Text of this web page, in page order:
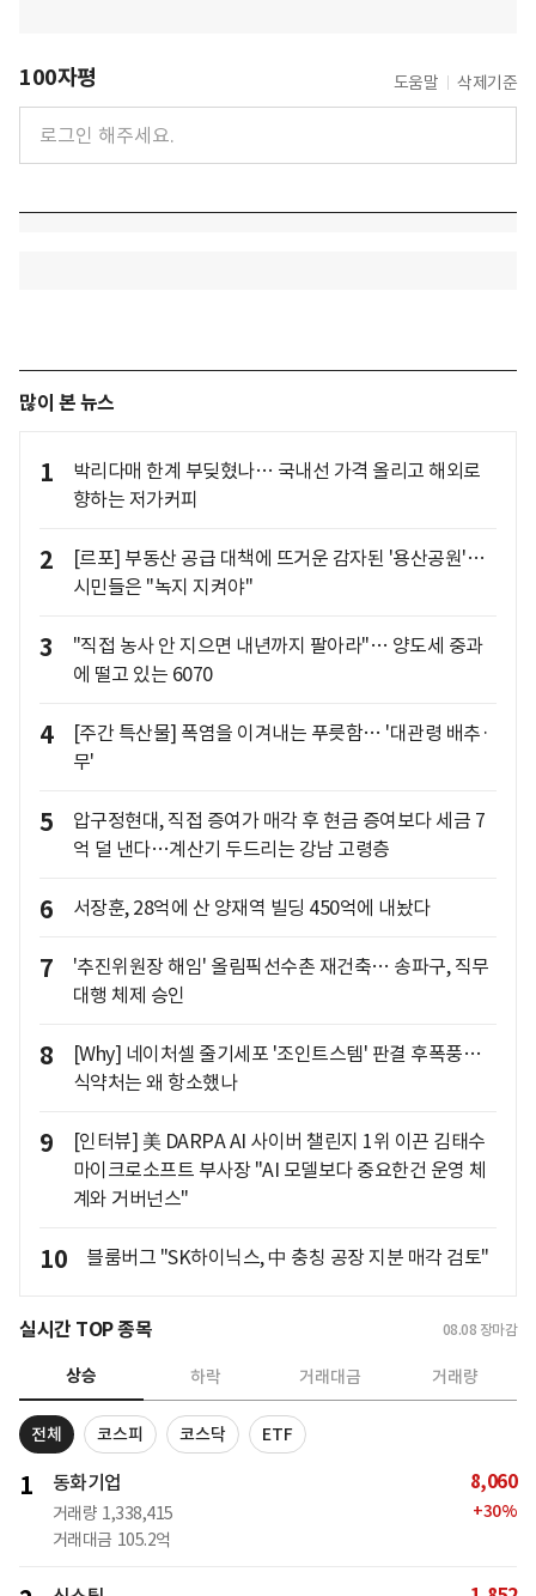
100자평 도움말 삭제기준
많이 본 뉴스
1
박리다매 한계 부딪혔나… 국내선 가격 올리고 해외로
향하는 저가커피
2
[르포] 부동산 공급 대책에 뜨거운 감자된 '용산공원'…
시민들은 "녹지 지켜야"
3
"직접 농사 안 지으면 내년까지 팔아라"… 양도세 중과
에 떨고 있는 6070
4
[주간 특산물] 폭염을 이겨내는 푸릇함… '대관령 배추·
무'
5
압구정현대, 직접 증여가 매각 후 현금 증여보다 세금 7
억 덜 낸다…계산기 두드리는 강남 고령층
6 서장훈, 28억에 산 양재역 빌딩 450억에 내놨다
7
'추진위원장 해임' 올림픽선수촌 재건축… 송파구, 직무
대행 체제 승인
8
[Why] 네이처셀 줄기세포 '조인트스템' 판결 후폭풍…
식약처는 왜 항소했나
9
[인터뷰] 美 DARPA AI 사이버 챌린지 1위 이끈 김태수
마이크로소프트 부사장 "AI 모델보다 중요한건 운영 체
계와 거버넌스"
10 블룸버그 "SK하이닉스, 中 충칭 공장 지분 매각 검토"
실시간 TOP 종목 08.08 장마감
상승 하락 거래대금 거래량
전체 코스피 코스닥 ETF
1 동화기업
거래량 1,338,415
거래대금 105.2억
8,060
+30%